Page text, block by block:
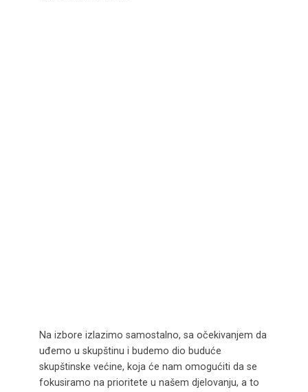
Na izbore izlazimo samostalno, sa očekivanjem da
uđemo u skupštinu i budemo dio buduće
skupštinske većine, koja će nam omogućiti da se
fokusiramo na prioritete u našem djelovanju, a to